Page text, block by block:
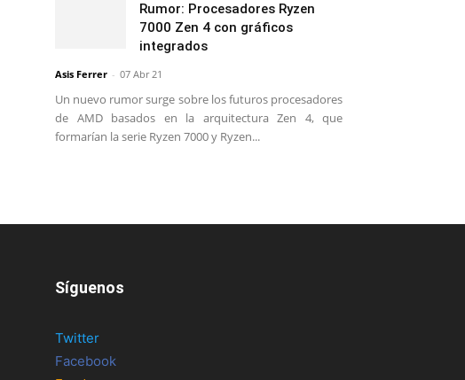
Rumor: Procesadores Ryzen
7000 Zen 4 con gráficos
integrados
Asis Ferrer - 07 Abr 21
Un nuevo rumor surge sobre los futuros procesadores
de AMD basados en la arquitectura Zen 4, que
formarían la serie Ryzen 7000 y Ryzen...
Síguenos
Twitter
Facebook